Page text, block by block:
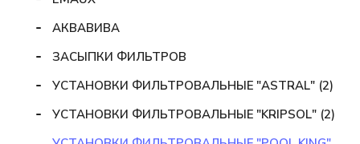
АКВАВИВА
ЗАСЫПКИ ФИЛЬТРОВ
УСТАНОВКИ ФИЛЬТРОВАЛЬНЫЕ "ASTRAL" (2)
УСТАНОВКИ ФИЛЬТРОВАЛЬНЫЕ "KRIPSOL" (2)